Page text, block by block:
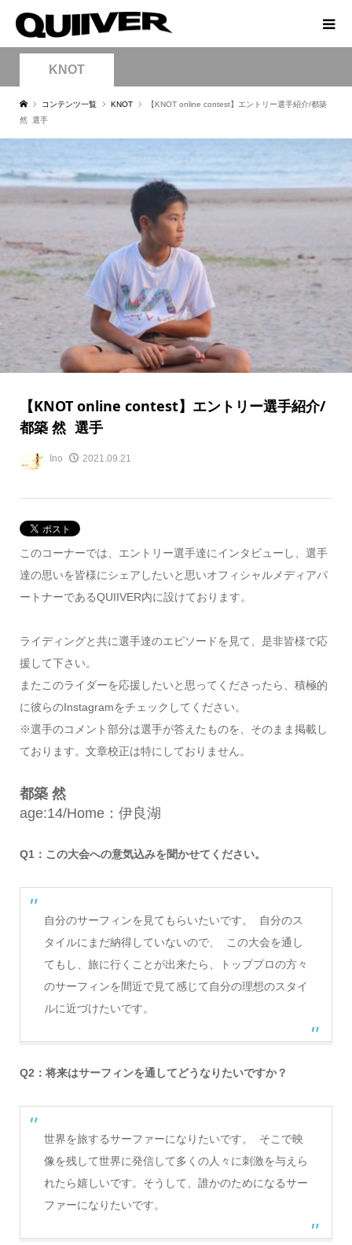
KNOT
コンテンツ一覧 KNOT
【KNOT online contest】エントリー選手紹介/都築
然 選手
【KNOT online contest】エントリー選手紹介/
都築 然 選手
Ino 2021.09.21
このコーナーでは、エントリー選手達にインタビューし、選手
達の思いを皆様にシェアしたいと思いオフィシャルメディアパ
ートナーであるQUIIVER内に設けております。
ライディングと共に選手達のエピソードを見て、是非皆様で応
援して下さい。
またこのライダーを応援したいと思ってくださったら、積極的
に彼らのInstagramをチェックしてください。
※選手のコメント部分は選手が答えたものを、そのまま掲載し
ております。文章校正は特にしておりません。
都築 然
age:14/Home：伊良湖
Q1：この大会への意気込みを聞かせてください。
自分のサーフィンを見てもらいたいです。 自分のス
タイルにまだ納得していないので、 この大会を通し
てもし、旅に行くことが出来たら、トッププロの方々
のサーフィンを間近で見て感じて自分の理想のスタイ
ルに近づけたいです。
Q2：将来はサーフィンを通してどうなりたいですか？
世界を旅するサーファーになりたいです。 そこで映
像を残して世界に発信して多くの人々に刺激を与えら
れたら嬉しいです。そうして、誰かのためになるサー
ファーになりたいです。